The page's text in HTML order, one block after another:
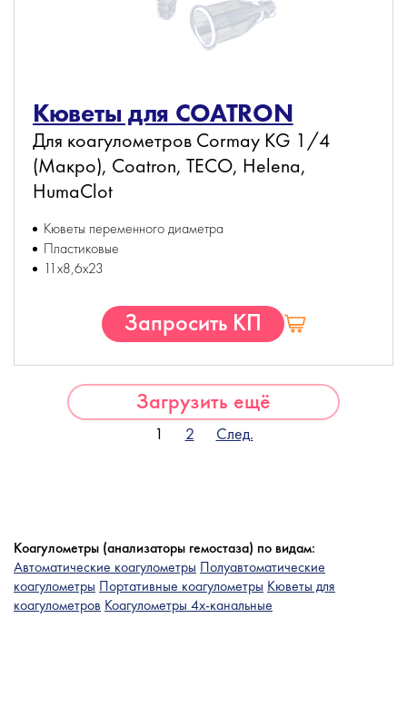
Кюветы для COATRON
Для коагулометров Cormay KG 1/4
(Макро), Coatron, TECO, Helena,
HumaClot
Кюветы переменного диаметра
Пластиковые
11х8,6х23
Запросить КП
Загрузить ещё
1 2 След.
Коагулометры (анализаторы гемостаза) по видам:
Автоматические коагулометры Полуавтоматические
коагулометры Портативные коагулометры Кюветы для
коагулометров Коагулометры 4х-канальные